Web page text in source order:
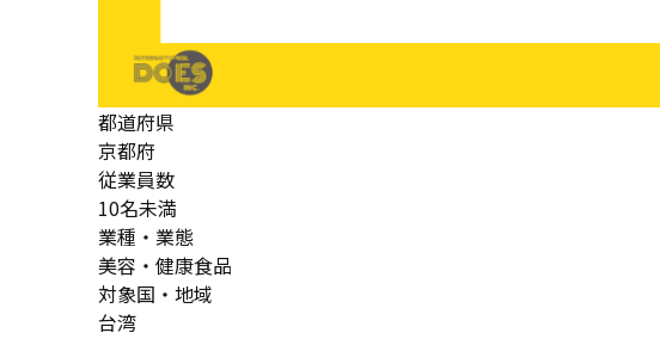
都道府県
京都府
従業員数
10名未満
業種・業態
美容・健康食品
対象国・地域
台湾